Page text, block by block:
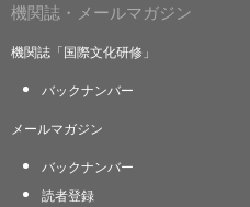
機関誌・メールマガジン
機関誌「国際文化研修」
バックナンバー
メールマガジン
バックナンバー
読者登録